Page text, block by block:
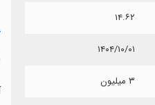
۱۴.۶۲
۱۴۰۴/۱۰/۰۱
۳ میلیون